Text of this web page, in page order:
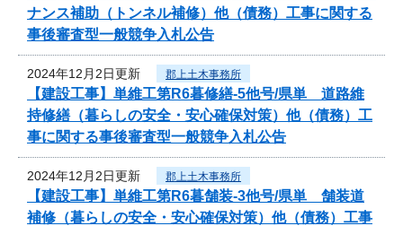
ナンス補助（トンネル補修）他（債務）工事に関する
事後審査型一般競争入札公告
2024年12月2日更新 郡上土木事務所
【建設工事】単維工第R6暮修繕-5他号/県単 道路維
持修繕（暮らしの安全・安心確保対策）他（債務）工
事に関する事後審査型一般競争入札公告
2024年12月2日更新 郡上土木事務所
【建設工事】単維工第R6暮舗装-3他号/県単 舗装道
補修（暮らしの安全・安心確保対策）他（債務）工事